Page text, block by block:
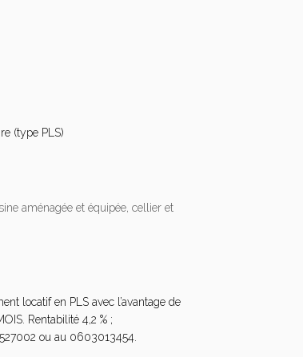
(type PLS)
aménagée et équipée, cellier et
locatif en PLS avec l’avantage de
Rentabilité 4,2 % ;
ou au 0603013454.